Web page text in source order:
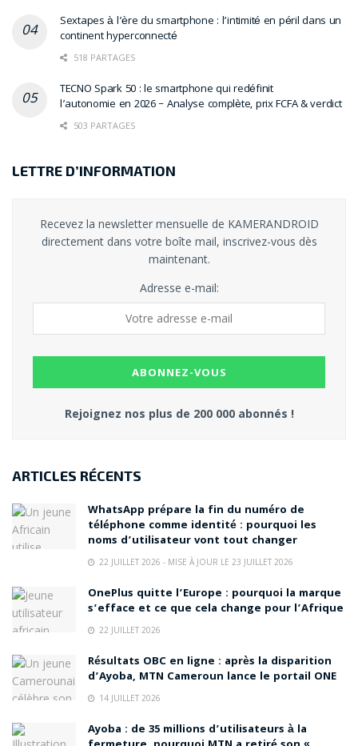
Sextapes à l’ère du smartphone : l’intimité en péril dans un
continent hyperconnecté
518 PARTAGES
TECNO Spark 50 : le smartphone qui redéfinit
l’autonomie en 2026 – Analyse complète, prix FCFA & verdict
503 PARTAGES
LETTRE D’INFORMATION
Recevez la newsletter mensuelle de KAMERANDROID
directement dans votre boîte mail, inscrivez-vous dès
maintenant.
Adresse e-mail:
Rejoignez nos plus de 200 000 abonnés !
ARTICLES RÉCENTS
WhatsApp prépare la fin du numéro de
téléphone comme identité : pourquoi les
noms d’utilisateur vont tout changer
22 JUILLET 2026 - MISE À JOUR LE 23 JUILLET 2026
OnePlus quitte l’Europe : pourquoi la marque
s’efface et ce que cela change pour l’Afrique
22 JUILLET 2026
Résultats OBC en ligne : après la disparition
d’Ayoba, MTN Cameroun lance le portail ONE
14 JUILLET 2026
Ayoba : de 35 millions d’utilisateurs à la